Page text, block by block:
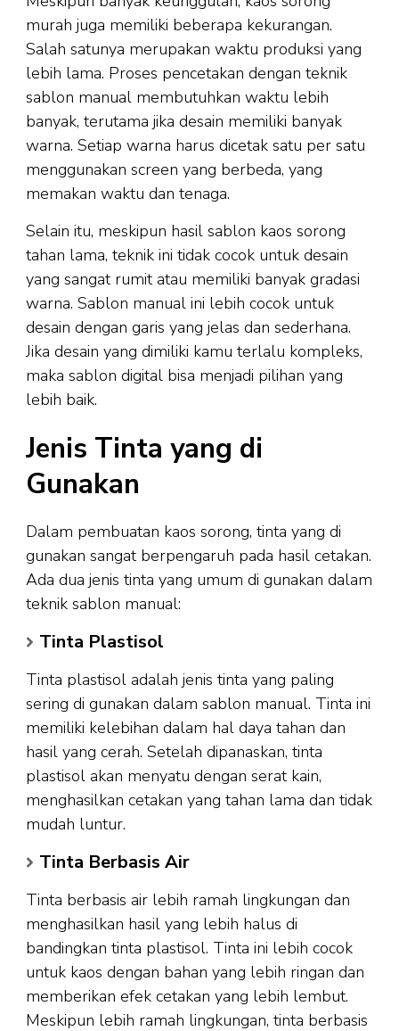
murah juga memiliki beberapa kekurangan.
Salah satunya merupakan waktu produksi yang
lebih lama. Proses pencetakan dengan teknik
sablon manual membutuhkan waktu lebih
banyak, terutama jika desain memiliki banyak
warna. Setiap warna harus dicetak satu per satu
menggunakan screen yang berbeda, yang
memakan waktu dan tenaga.
Selain itu, meskipun hasil sablon kaos sorong
tahan lama, teknik ini tidak cocok untuk desain
yang sangat rumit atau memiliki banyak gradasi
warna. Sablon manual ini lebih cocok untuk
desain dengan garis yang jelas dan sederhana.
Jika desain yang dimiliki kamu terlalu kompleks,
maka sablon digital bisa menjadi pilihan yang
lebih baik.
Jenis Tinta yang di
Gunakan
Dalam pembuatan kaos sorong, tinta yang di
gunakan sangat berpengaruh pada hasil cetakan.
Ada dua jenis tinta yang umum di gunakan dalam
teknik sablon manual:
Tinta Plastisol
Tinta plastisol adalah jenis tinta yang paling
sering di gunakan dalam sablon manual. Tinta ini
memiliki kelebihan dalam hal daya tahan dan
hasil yang cerah. Setelah dipanaskan, tinta
plastisol akan menyatu dengan serat kain,
menghasilkan cetakan yang tahan lama dan tidak
mudah luntur.
Tinta Berbasis Air
Tinta berbasis air lebih ramah lingkungan dan
menghasilkan hasil yang lebih halus di
bandingkan tinta plastisol. Tinta ini lebih cocok
untuk kaos dengan bahan yang lebih ringan dan
memberikan efek cetakan yang lebih lembut.
Meskipun lebih ramah lingkungan, tinta berbasis